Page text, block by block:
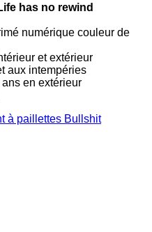
has no rewind
numérique couleur de
et extérieur
aux intempéries
en extérieur
à paillettes Bullshit